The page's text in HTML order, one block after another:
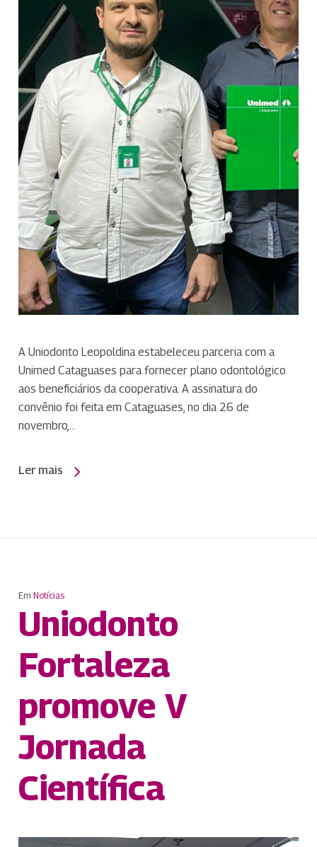
A Uniodonto Leopoldina estabeleceu parceria com a
Unimed Cataguases para fornecer plano odontológico
aos beneficiários da cooperativa. A assinatura do
convênio foi feita em Cataguases, no dia 26 de
novembro,…
Ler mais
Em Notícias
Uniodonto
Fortaleza
promove V
Jornada
Científica